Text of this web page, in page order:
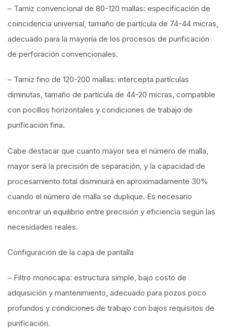
– Tamiz convencional de 80-120 mallas: especificación de
coincidencia universal, tamaño de partícula de 74-44 micras,
adecuado para la mayoría de los procesos de purificación
de perforación convencionales.
– Tamiz fino de 120-200 mallas: intercepta partículas
diminutas, tamaño de partícula de 44-20 micras, compatible
con pocillos horizontales y condiciones de trabajo de
purificación fina.
Cabe destacar que cuanto mayor sea el número de malla,
mayor será la precisión de separación, y la capacidad de
procesamiento total disminuirá en aproximadamente 30%
cuando el número de malla se duplique. Es necesario
encontrar un equilibrio entre precisión y eficiencia según las
necesidades reales.
Configuración de la capa de pantalla
– Filtro monocapa: estructura simple, bajo costo de
adquisición y mantenimiento, adecuado para pozos poco
profundos y condiciones de trabajo con bajos requisitos de
purificación.